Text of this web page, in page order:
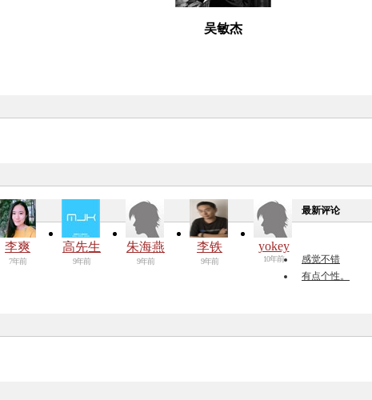
吴敏杰
李爽
7年前
高先生
9年前
朱海燕
9年前
李铁
9年前
yokey
10年前
最新评论
感觉不错
有点个性。